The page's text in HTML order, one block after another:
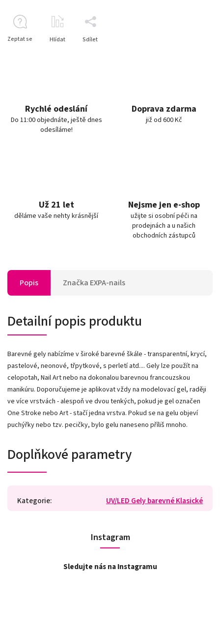
Zeptat se Hlídat Sdílet
Rychlé odeslání
Do 11:00 objednáte, ještě dnes
odesíláme!
Doprava zdarma
již od 600 Kč
Už 21 let
děláme vaše nehty krásnější
Nejsme jen e-shop
užijte si osobní péči na
prodejnách a u našich
obchodních zástupců
Popis Značka EXPA-nails
Detailní popis produktu
Barevné gely nabízíme v široké barevné škále - transparentní, krycí,
pastelové, neonové, třpytkové, s perletí atd.... Gely lze použít na
celopotah, Nail Art nebo na dokonalou barevnou francouzskou
manikúru. Doporučujeme je aplikovat vždy na modelovací gel, raději
ve více vrstvách - alespoň ve dvou tenkých, pokud je gel označen
One Stroke nebo Art - stačí jedna vrstva. Pokud se na gelu objeví
puchýřky nebo tzv. pecičky, bylo gelu naneseno příliš mnoho.
Doplňkové parametry
Kategorie: UV/LED Gely barevné Klasické
Instagram
Sledujte nás na Instagramu